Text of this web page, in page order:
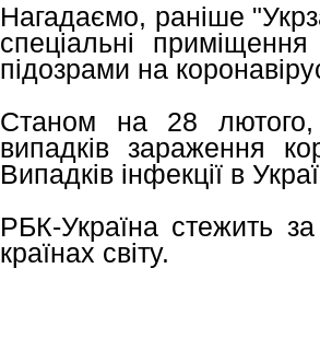
Нагадаємо, раніше
спеціальні
підозрами на
Станом на 28 лютого,
випадків зараження
Випадків інфекції в
РБК-Україна стежить
країнах світу.